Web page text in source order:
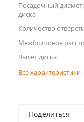
Посадочный
диска
Количество
Межболтовое
Вылет диска
Все характеристики
Поделиться